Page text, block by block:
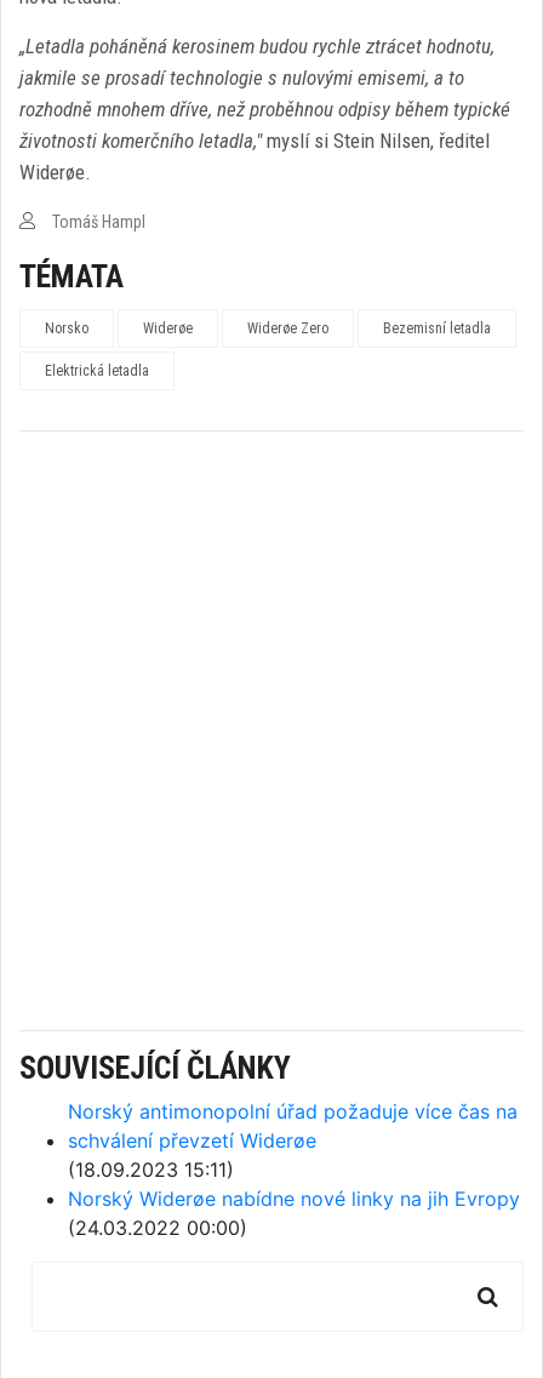
„Letadla poháněná kerosinem budou rychle ztrácet hodnotu,
jakmile se prosadí technologie s nulovými emisemi, a to
rozhodně mnohem dříve, než proběhnou odpisy během typické
životnosti komerčního letadla,"myslí si Stein Nilsen, ředitel
Widerøe.
Tomáš Hampl
TÉMATA
Norsko Widerøe Widerøe Zero Bezemisní letadla
Elektrická letadla
SOUVISEJÍCÍ ČLÁNKY
Norský antimonopolní úřad požaduje více čas na
schválení převzetí Widerøe
(18.09.2023 15:11)
Norský Widerøe nabídne nové linky na jih Evropy
(24.03.2022 00:00)